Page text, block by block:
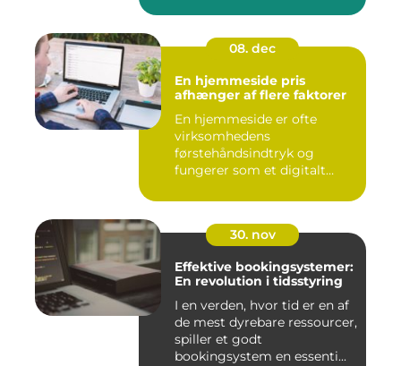
08. dec
En hjemmeside pris
afhænger af flere faktorer
En hjemmeside er ofte
virksomhedens
førstehåndsindtryk og
fungerer som et digitalt
30. nov
Effektive bookingsystemer:
En revolution i tidsstyring
I en verden, hvor tid er en af
de mest dyrebare ressourcer,
spiller et godt
bookingsystem en essenti...